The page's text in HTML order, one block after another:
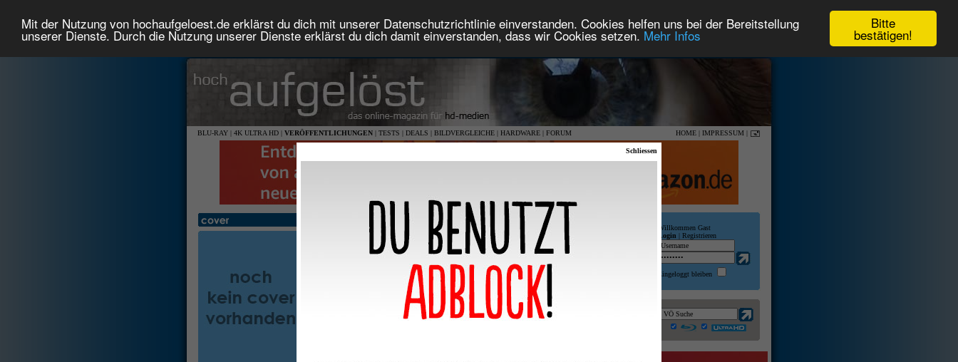
Bitte
bestätigen!
Mit der Nutzung von hochaufgeloest.de erklärst du dich mit unserer Datenschutzrichtlinie einverstanden. Cookies helfen uns bei der Bereitstellung
unserer Dienste. Durch die Nutzung unserer Dienste erklärst du dich damit einverstanden, dass wir Cookies setzen. Mehr Infos
BLU-RAY | 4K ULTRA HD | VERÖFFENTLICHUNGEN | TESTS | DEALS | BILDVERGLEICHE | HARDWARE | FORUM HOME | IMPRESSUM |
21.05.2026
1,85:1 anamorph (HD 1080p)
deutsch dts-HD 5.1/dts-HD 2.0
Willkommen Gast
Login | Registrieren
Eingeloggt bleiben
Schliessen